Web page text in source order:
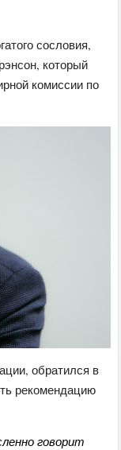
сословия,
который
комиссии по
обратился в
рекомендацию
говорит